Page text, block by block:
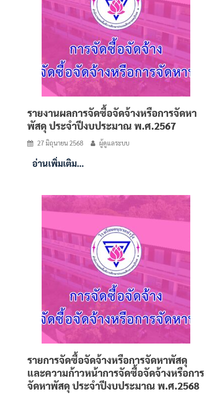
รายงานผลการจัดซื้อจัดจ้างหรือการจัดหา
พัสดุ ประจำปีงบประมาณ พ.ศ.2567
27 มิถุนายน 2568 ผู้ดูแลระบบ
อ่านเพิ่มเติม…
รายการจัดซื้อจัดจ้างหรือการจัดหาพัสดุ
และความก้าวหน้าการจัดซื้อจัดจ้างหรือการ
จัดหาพัสดุ ประจำปีงบประมาณ พ.ศ.2568